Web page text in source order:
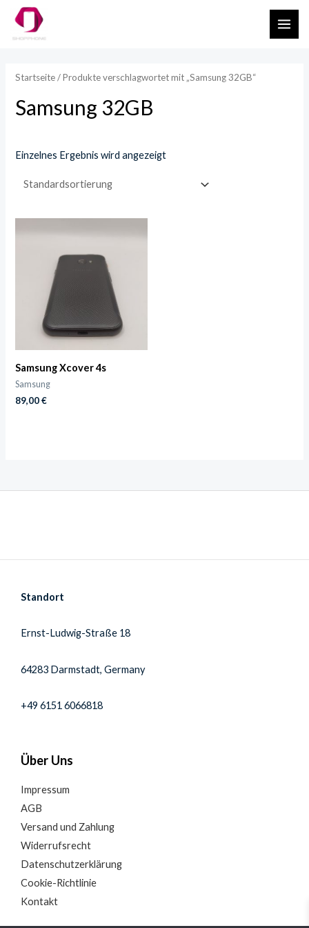
Inhalt
Startseite/ Produkte verschlagwortet mit „Samsung 32GB“
Samsung 32GB
Einzelnes Ergebnis wird angezeigt
Samsung Xcover 4s
Samsung
89,00€
Standort
Ernst-Ludwig-Straße 18
64283 Darmstadt, Germany
+49 6151 6066818
Über Uns
Impressum
AGB
Versand und Zahlung
Widerrufsrecht
Datenschutzerklärung
Cookie-Richtlinie
Kontakt